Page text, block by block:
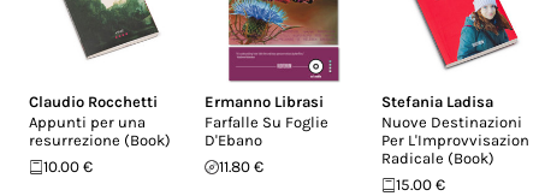
Claudio Rocchetti
Appunti per una
resurrezione (Book)
10.00 €
Ermanno Librasi
Farfalle Su Foglie
D'Ebano
11.80 €
Stefania Ladisa
Nuove Destinazioni
Per L'Improvvisazione
Radicale (Book)
15.00 €